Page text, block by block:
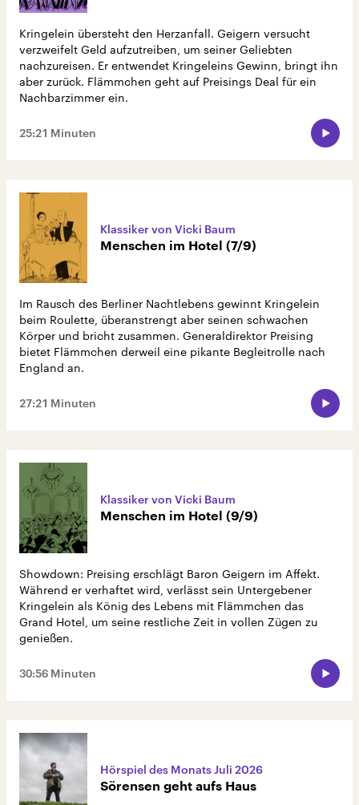
Kringelein übersteht den Herzanfall. Geigern versucht
verzweifelt Geld aufzutreiben, um seiner Geliebten
nachzureisen. Er entwendet Kringeleins Gewinn, bringt ihn
aber zurück. Flämmchen geht auf Preisings Deal für ein
Nachbarzimmer ein.
25:21 Minuten
Klassiker von Vicki Baum
Menschen im Hotel (7/9)
Im Rausch des Berliner Nachtlebens gewinnt Kringelein
beim Roulette, überanstrengt aber seinen schwachen
Körper und bricht zusammen. Generaldirektor Preising
bietet Flämmchen derweil eine pikante Begleitrolle nach
England an.
27:21 Minuten
Klassiker von Vicki Baum
Menschen im Hotel (9/9)
Showdown: Preising erschlägt Baron Geigern im Affekt.
Während er verhaftet wird, verlässt sein Untergebener
Kringelein als König des Lebens mit Flämmchen das
Grand Hotel, um seine restliche Zeit in vollen Zügen zu
genießen.
30:56 Minuten
Hörspiel des Monats Juli 2026
Sörensen geht aufs Haus